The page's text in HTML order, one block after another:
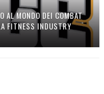
AL MONDO DEI COMBAT
FITNESS INDUSTRY